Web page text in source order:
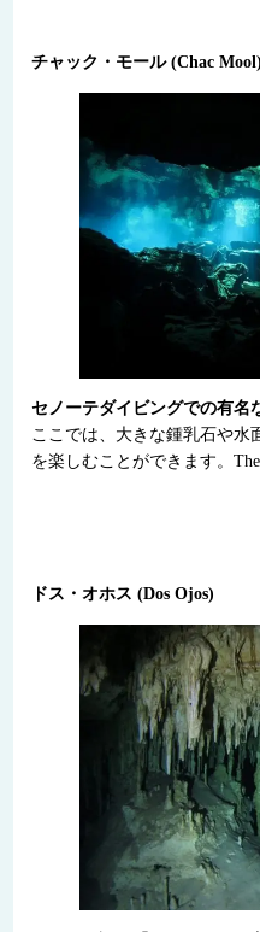
チャック・モール (Chac Mool)
セノーテダイビングでの有名
ここでは、大きな鍾乳石や水
を楽しむことができます。
ドス・オホス (Dos Ojos)